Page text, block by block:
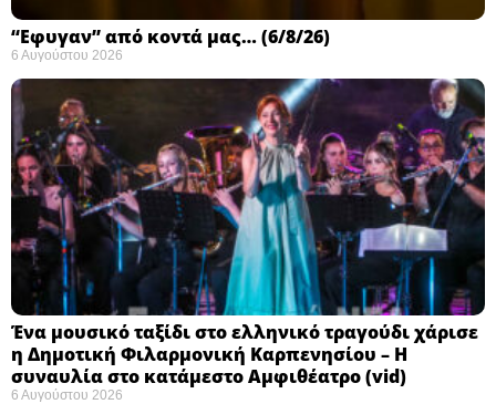
“Εφυγαν” από κοντά μας… (6/8/26)
6 Αυγούστου 2026
Ένα μουσικό ταξίδι στο ελληνικό τραγούδι χάρισε
η Δημοτική Φιλαρμονική Καρπενησίου – Η
συναυλία στο κατάμεστο Αμφιθέατρο (vid)
6 Αυγούστου 2026